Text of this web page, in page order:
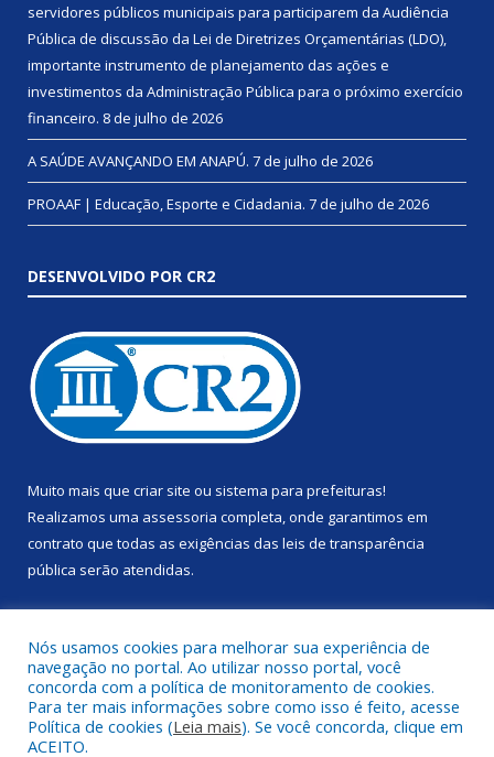
servidores públicos municipais para participarem da Audiência
Pública de discussão da Lei de Diretrizes Orçamentárias (LDO),
importante instrumento de planejamento das ações e
investimentos da Administração Pública para o próximo exercício
financeiro. 8 de julho de 2026
A SAÚDE AVANÇANDO EM ANAPÚ. 7 de julho de 2026
PROAAF | Educação, Esporte e Cidadania. 7 de julho de 2026
DESENVOLVIDO POR CR2
Muito mais que criar site ou sistema para prefeituras!
Realizamos uma assessoria completa, onde garantimos em
contrato que todas as exigências das leis de transparência
pública serão atendidas.
Todos os direitos reservados a Prefeitura Municipal de Anapu.
Nós usamos cookies para melhorar sua experiência de
navegação no portal. Ao utilizar nosso portal, você
concorda com a política de monitoramento de cookies.
Para ter mais informações sobre como isso é feito, acesse
Política de cookies (Leia mais). Se você concorda, clique em
ACEITO.